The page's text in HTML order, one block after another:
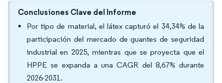
Conclusiones Clave del Informe
Por tipo de material, el látex capturó el 34,34% de la
participación del mercado de guantes de seguridad
industrial en 2025, mientras que se proyecta que el
HPPE se expanda a una CAGR del 8,67% durante
2026-2031.